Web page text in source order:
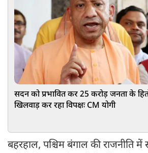
सदन को प्रभावित कर 25 करोड़ जनता के
खिलवाड़ कर रहा विपक्षः CM योगी
बहरहाल, पश्चिम बंगाल की राजनीति